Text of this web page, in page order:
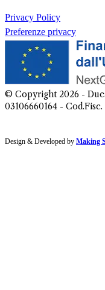
Privacy Policy
Preferenze privacy
© Copyright 2026 -
03106660164 - Cod.Fisc.
Design & Developed by Making